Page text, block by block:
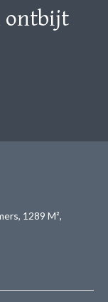
ontbijt
1289 M²,